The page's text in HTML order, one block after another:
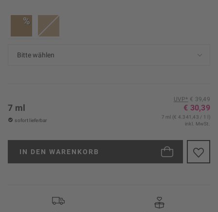
%
UVP* € 39,49
€ 30,39
7 ml
sofort lieferbar
7 ml (€ 4.341,43 / 1 l)
inkl. MwSt.
IN DEN WARENKORB